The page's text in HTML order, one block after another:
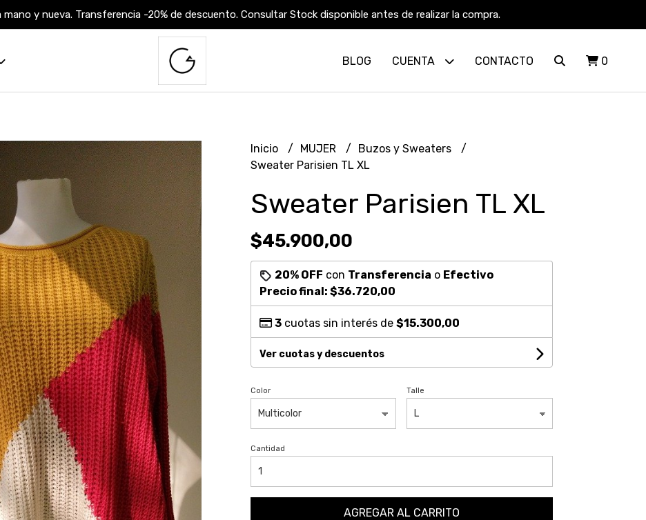
mano y nueva. Transferencia -20% de descuento. Consultar Stock disponible antes de realizar la compra.
BLOG CUENTA CONTACTO 0
Inicio MUJER
Buzos y Sweaters
Sweater Parisien TL XL
Sweater Parisien TL XL
$45.900,00
20% OFF con Transferencia o Efectivo
Precio final: $36.720,00
3cuotas sin interés de $15.300,00
Ver cuotas y descuentos
Color Talle
Cantidad
AGREGAR AL CARRITO